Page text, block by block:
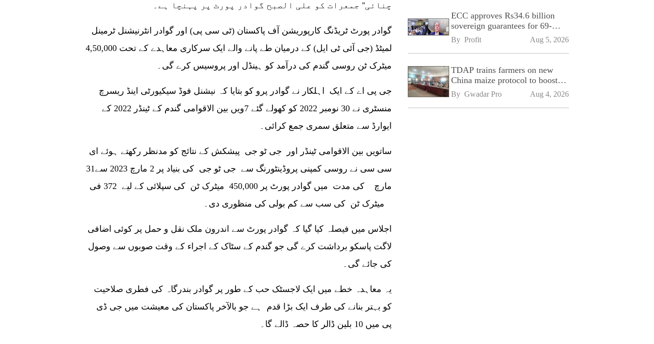
چنائی'' جمعرات کو علی الصبح گوادر پورٹ پر پہنچا ہے۔
گوادر پورٹ ٹریڈنگ کارپوریشن آف پاکستان (ٹی سی پی) اور گوادر انٹرنیشنل ٹرمینل
لمیٹڈ (جی آئی ٹی ایل) کے درمیان طے پانے والے ایک سرکاری معاہدے کے تحت 4,50,000
میٹرک ٹن روسی گندم کی درآمد کو ہینڈل اور پروسیس کرے گی۔
منسٹری نے 30 نومبر 2022 کو کھولے گئے 7ویں بین الاقوامی گندم کے ٹینڈر 2022 کے
ایوارڈ سے متعلق سمری جمع کرائی۔
ساتویں بین الاقوامی ٹینڈر اور جی ٹو جی پیشکش کے نتائج کو مدنظر رکھتے ہوئے ای
سی سی نے روسی کمپنی پروڈینٹورنگ سے جی ٹو جی کی بنیاد پر 2 مارچ 2023 سے31
مارچ کی مدت میں گوادر پورٹ پر 450,000 میٹرک ٹن کی سپلائی کے لیے 372 فی
اجلاس میں فیصلہ کیا گیا کہ گوادر پورٹ سے اندرون ملک نقل و حمل پر کوئی اضافی
لاگت پاسکو برداشت کرے گی جو گندم کے سٹاک کے اجراء کے وقت صوبوں سے وصول
کی جائے گی۔
یہ معاہدہ خطے میں ایک لاجسٹک حب کے طور پر گوادر بندرگاہ کی فطری صلاحیت
کو بہتر بنانے کی طرف ایک بڑا قدم ہے جو بالآخر پاکستان کی معیشت میں جی ڈی
پی میں 10 بلین ڈالر کا حصہ ڈالے گا۔
ECC approves Rs34.6 billion
sovereign guarantees for 69-
kilometre Sialkot-Kharian
Motorway
By Profit Aug 5, 2026
TDAP trains farmers on new
China maize protocol to boost
exports
By Gwadar Pro Aug 4, 2026